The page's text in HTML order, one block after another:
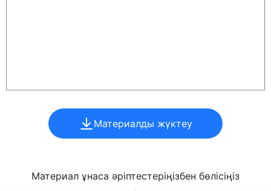
Материалды жүктеу
Материал ұнаса әріптестеріңізбен бөлісіңіз